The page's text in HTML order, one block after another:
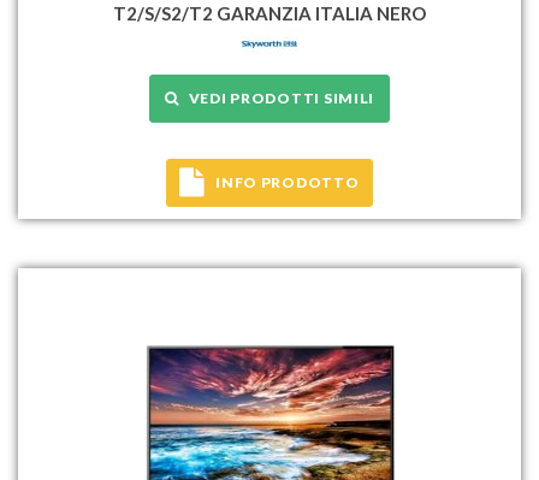
T2/S/S2/T2 GARANZIA ITALIA NERO
VEDI PRODOTTI SIMILI
INFO PRODOTTO